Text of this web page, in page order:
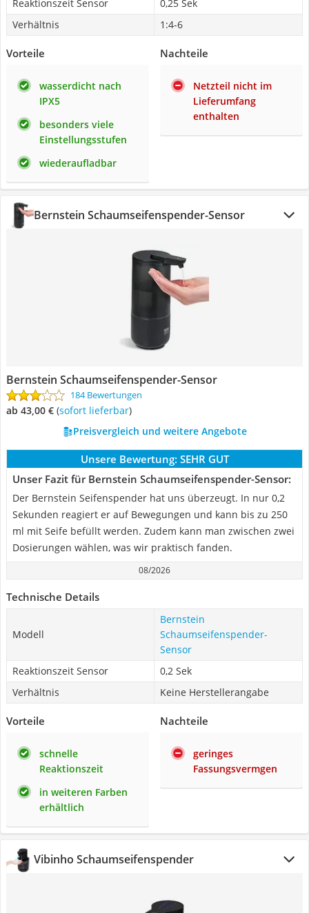
Reaktionszeit Sensor
0,25 Sek
Verhältnis
1:4-6
Vorteile
wasserdicht nach
IPX5
besonders viele
Einstellungsstufen
wiederaufladbar
Nachteile
Netzteil nicht im
Lieferumfang
enthalten
Bernstein Schaumseifenspender-Sensor
Bernstein Schaumseifenspender-Sensor
184 Bewertungen
ab 43,00 € ( Sofort lieferbar)
Preisvergleich und weitere Angebote
Unsere Bewertung: SEHR GUT
Unser Fazit für Bernstein Schaumseifenspender-Sensor:
Der Bernstein Seifenspender hat uns überzeugt. In nur 0,2
Sekunden reagiert er auf Bewegungen und kann bis zu 250
ml mit Seife befüllt werden. Zudem kann man zwischen zwei
Dosierungen wählen, was wir praktisch fanden.
08/2026
Technische Details
Modell
Bernstein
Schaumseifenspender-
Sensor
Reaktionszeit Sensor
0,2 Sek
Verhältnis
Keine Herstellerangabe
Vorteile
schnelle
Reaktionszeit
in weiteren Farben
erhältlich
Nachteile
geringes
Fassungsvermgen
Vibinho Schaumseifenspender